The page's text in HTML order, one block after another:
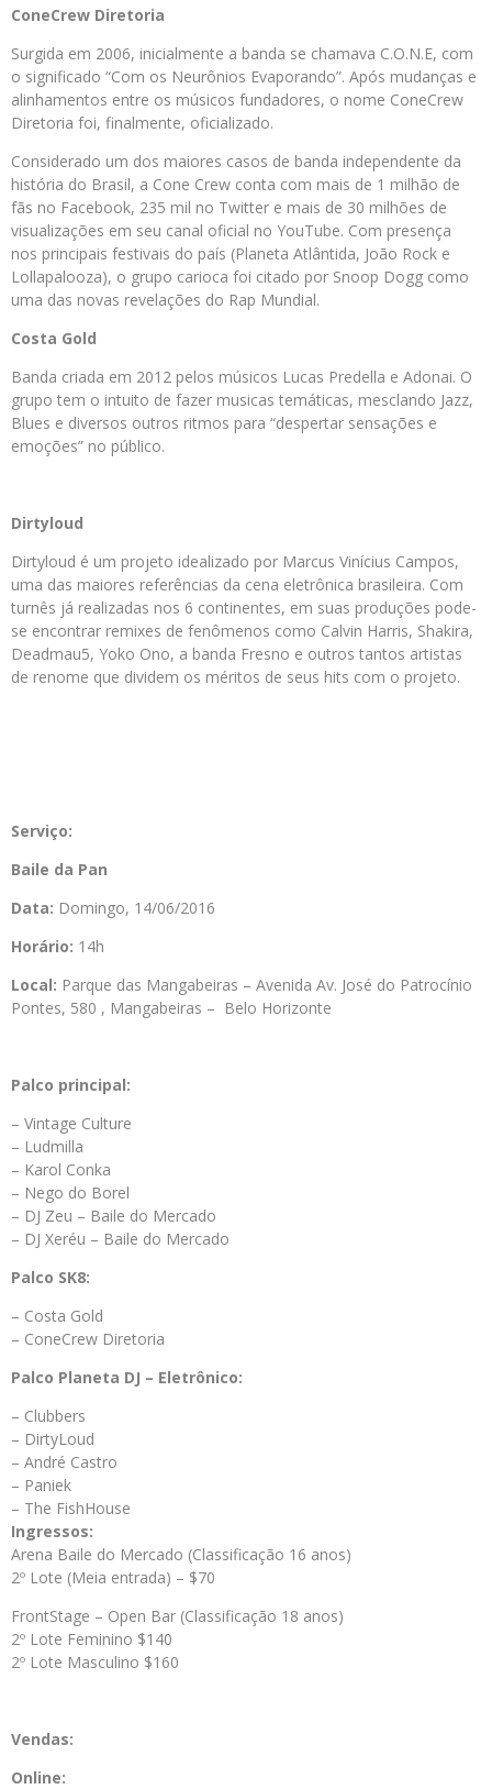
ConeCrew Diretoria
Surgida em 2006, inicialmente a banda se chamava C.O.N.E, com
o significado “Com os Neurônios Evaporando”. Após mudanças e
alinhamentos entre os músicos fundadores, o nome ConeCrew
Diretoria foi, finalmente, oficializado.
Considerado um dos maiores casos de banda independente da
história do Brasil, a Cone Crew conta com mais de 1 milhão de
fãs no Facebook, 235 mil no Twitter e mais de 30 milhões de
visualizações em seu canal oficial no YouTube. Com presença
nos principais festivais do país (Planeta Atlântida, João Rock e
Lollapalooza), o grupo carioca foi citado por Snoop Dogg como
uma das novas revelações do Rap Mundial.
Costa Gold
Banda criada em 2012 pelos músicos Lucas Predella e Adonai. O
grupo tem o intuito de fazer musicas temáticas, mesclando Jazz,
Blues e diversos outros ritmos para “despertar sensações e
emoções” no público.
Dirtyloud
Dirtyloud é um projeto idealizado por Marcus Vinícius Campos,
uma das maiores referências da cena eletrônica brasileira. Com
turnês já realizadas nos 6 continentes, em suas produções pode-
se encontrar remixes de fenômenos como Calvin Harris, Shakira,
Deadmau5, Yoko Ono, a banda Fresno e outros tantos artistas
de renome que dividem os méritos de seus hits com o projeto.
Serviço:
Baile da Pan
Data: Domingo, 14/06/2016
Horário: 14h
Local: Parque das Mangabeiras – Avenida Av. José do Patrocínio
Pontes, 580 , Mangabeiras – Belo Horizonte
Palco principal:
– Vintage Culture
– Ludmilla
– Karol Conka
– Nego do Borel
– DJ Zeu – Baile do Mercado
– DJ Xeréu – Baile do Mercado
Palco SK8:
– Costa Gold
– ConeCrew Diretoria
Palco Planeta DJ – Eletrônico:
– Clubbers
– DirtyLoud
– André Castro
– Paniek
– The FishHouse
Ingressos:
Arena Baile do Mercado (Classificação 16 anos)
2º Lote (Meia entrada) – $70
FrontStage – Open Bar (Classificação 18 anos)
2º Lote Feminino $140
2º Lote Masculino $160
Vendas:
Online: